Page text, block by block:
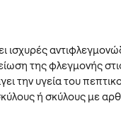
της φλεγμονής
την υγεία του
ή σκύλους με